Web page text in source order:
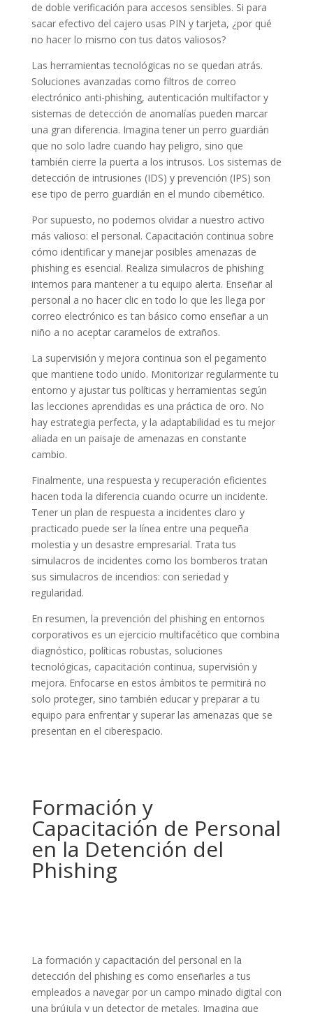
de doble verificación para accesos sensibles. Si para
sacar efectivo del cajero usas PIN y tarjeta, ¿por qué
no hacer lo mismo con tus datos valiosos?
Las herramientas tecnológicas no se quedan atrás.
Soluciones avanzadas como filtros de correo
electrónico anti-phishing, autenticación multifactor y
sistemas de detección de anomalías pueden marcar
una gran diferencia. Imagina tener un perro guardián
que no solo ladre cuando hay peligro, sino que
también cierre la puerta a los intrusos. Los sistemas de
detección de intrusiones (IDS) y prevención (IPS) son
ese tipo de perro guardián en el mundo cibernético.
Por supuesto, no podemos olvidar a nuestro activo
más valioso: el personal. Capacitación continua sobre
cómo identificar y manejar posibles amenazas de
phishing es esencial. Realiza simulacros de phishing
internos para mantener a tu equipo alerta. Enseñar al
personal a no hacer clic en todo lo que les llega por
correo electrónico es tan básico como enseñar a un
niño a no aceptar caramelos de extraños.
La supervisión y mejora continua son el pegamento
que mantiene todo unido. Monitorizar regularmente tu
entorno y ajustar tus políticas y herramientas según
las lecciones aprendidas es una práctica de oro. No
hay estrategia perfecta, y la adaptabilidad es tu mejor
aliada en un paisaje de amenazas en constante
cambio.
Finalmente, una respuesta y recuperación eficientes
hacen toda la diferencia cuando ocurre un incidente.
Tener un plan de respuesta a incidentes claro y
practicado puede ser la línea entre una pequeña
molestia y un desastre empresarial. Trata tus
simulacros de incidentes como los bomberos tratan
sus simulacros de incendios: con seriedad y
regularidad.
En resumen, la prevención del phishing en entornos
corporativos es un ejercicio multifacético que combina
diagnóstico, políticas robustas, soluciones
tecnológicas, capacitación continua, supervisión y
mejora. Enfocarse en estos ámbitos te permitirá no
solo proteger, sino también educar y preparar a tu
equipo para enfrentar y superar las amenazas que se
presentan en el ciberespacio.
Formación y
Capacitación de Personal
en la Detención del
Phishing
La formación y capacitación del personal en la
detección del phishing es como enseñarles a tus
empleados a navegar por un campo minado digital con
una brújula y un detector de metales. Imagina que